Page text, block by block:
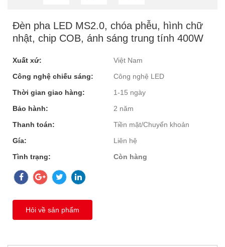
Đèn pha LED MS2.0, chóa phễu, hình chữ
nhật, chip COB, ánh sáng trung tính 400W
Xuất xứ:
Việt Nam
Công nghệ chiếu sáng:
Công nghệ LED
Thời gian giao hàng:
1-15 ngày
Bảo hành:
2 năm
Thanh toán:
Tiền mặt/Chuyển khoản
Gía:
Liên hệ
Tình trạng:
Còn hàng
Hỏi về sản phẩm